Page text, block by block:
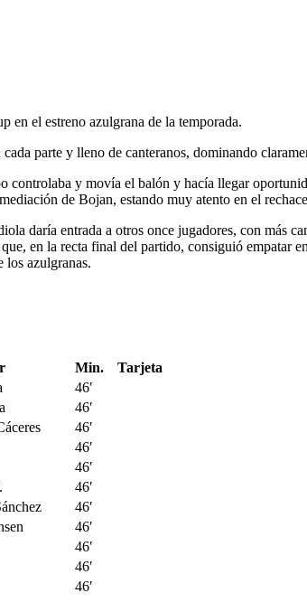
en el estreno azulgrana de la temporada.
parte y lleno de canteranos, dominando
controlaba y movía el balón y hacía llegar
de Bojan, estando muy atento en el
daría entrada a otros once jugadores, con más
en la recta final del partido, consiguió empatar
los azulgranas.
Min.
Tarjeta
46′
46′
46′
46′
46′
46′
46′
46′
46′
46′
46′